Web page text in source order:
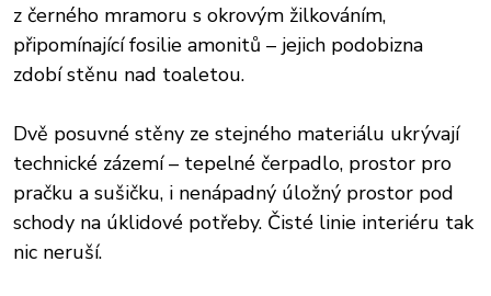
z černého mramoru s okrovým žilkováním,
připomínající fosilie amonitů – jejich podobizna
zdobí stěnu nad toaletou.
Dvě posuvné stěny ze stejného materiálu ukrývají
technické zázemí – tepelné čerpadlo, prostor pro
pračku a sušičku, i nenápadný úložný prostor pod
schody na úklidové potřeby. Čisté linie interiéru tak
nic neruší.